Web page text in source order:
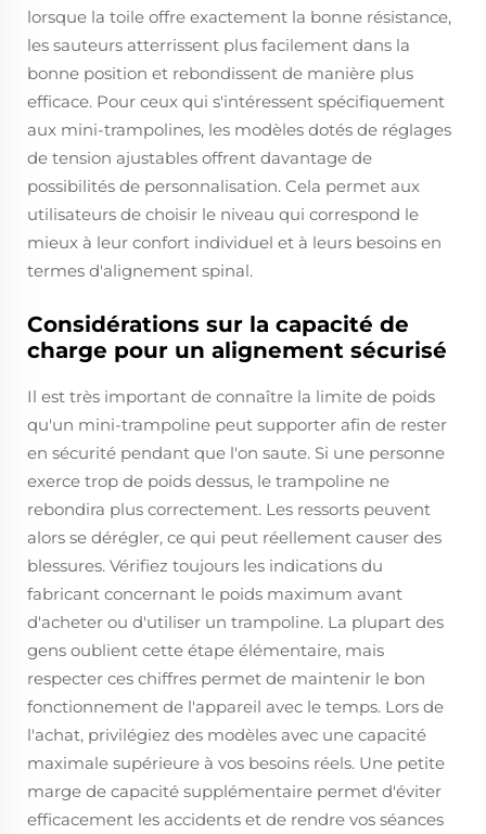
lorsque la toile offre exactement la bonne résistance,
les sauteurs atterrissent plus facilement dans la
bonne position et rebondissent de manière plus
efficace. Pour ceux qui s'intéressent spécifiquement
aux mini-trampolines, les modèles dotés de réglages
de tension ajustables offrent davantage de
possibilités de personnalisation. Cela permet aux
utilisateurs de choisir le niveau qui correspond le
mieux à leur confort individuel et à leurs besoins en
termes d'alignement spinal.
Considérations sur la capacité de
charge pour un alignement sécurisé
Il est très important de connaître la limite de poids
qu'un mini-trampoline peut supporter afin de rester
en sécurité pendant que l'on saute. Si une personne
exerce trop de poids dessus, le trampoline ne
rebondira plus correctement. Les ressorts peuvent
alors se dérégler, ce qui peut réellement causer des
blessures. Vérifiez toujours les indications du
fabricant concernant le poids maximum avant
d'acheter ou d'utiliser un trampoline. La plupart des
gens oublient cette étape élémentaire, mais
respecter ces chiffres permet de maintenir le bon
fonctionnement de l'appareil avec le temps. Lors de
l'achat, privilégiez des modèles avec une capacité
maximale supérieure à vos besoins réels. Une petite
marge de capacité supplémentaire permet d'éviter
efficacement les accidents et de rendre vos séances